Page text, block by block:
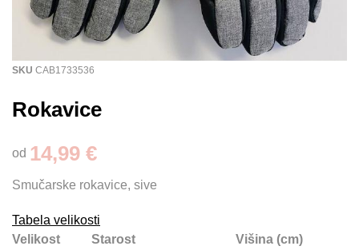
SKU CAB1733536
Rokavice
od 14,99 €
Smučarske rokavice, sive
Tabela velikosti
Velikost
Starost
Višina (cm)